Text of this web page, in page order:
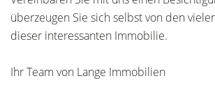
überzeugen Sie sich selbst von den
dieser interessanten Immobilie.
Ihr Team von Lange Immobilien